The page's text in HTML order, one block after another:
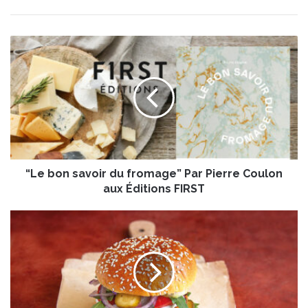
“
L
e
b
o
n
s
a
v
“Le bon savoir du fromage” Par Pierre Coulon
aux Éditions FIRST
u
e